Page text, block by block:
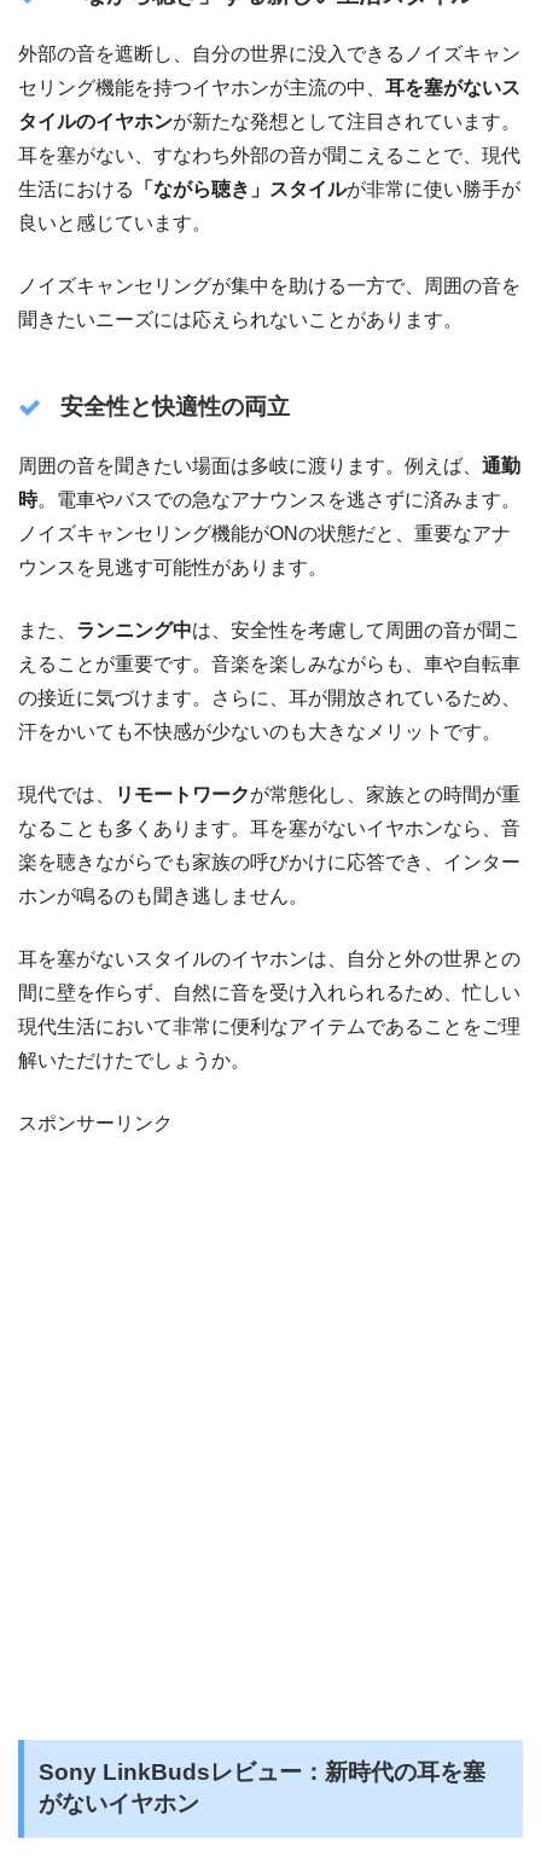
外部の音を遮断し、自分の世界に没入できるノイズキャン
セリング機能を持つイヤホンが主流の中、 耳を塞がないス
タイルのイヤホンが新たな発想として注目されています。
耳を塞がない、すなわち外部の音が聞こえることで、現代
生活における
「ながら聴き」スタイルが非常に使い勝手が
良いと感じています。
ノイズキャンセリングが集中を助ける一方で、周囲の音を
聞きたいニーズには応えられないことがあります。
安全性と快適性の両立
周囲の音を聞きたい場面は多岐に渡ります。例えば、 通勤
時。電車やバスでの急なアナウンスを逃さずに済みます。
ノイズキャンセリング機能がONの状態だと、重要なアナ
ウンスを見逃す可能性があります。
また、 ランニング中は、安全性を考慮して周囲の音が聞こ
えることが重要です。音楽を楽しみながらも、車や自転車
の接近に気づけます。さらに、耳が開放されているため、
汗をかいても不快感が少ないのも大きなメリットです。
現代では、 リモートワークが常態化し、家族との時間が重
なることも多くあります。耳を塞がないイヤホンなら、音
楽を聴きながらでも家族の呼びかけに応答でき、インター
ホンが鳴るのも聞き逃しません。
耳を塞がないスタイルのイヤホンは、自分と外の世界との
間に壁を作らず、自然に音を受け入れられるため、忙しい
現代生活において非常に便利なアイテムであることをご理
解いただけたでしょうか。
スポンサーリンク
Sony LinkBudsレビュー：新時代の耳を塞
がないイヤホン